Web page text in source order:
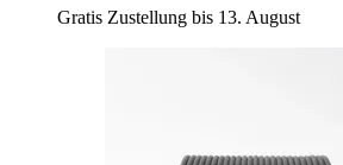
Gratis Zustellung bis 13. August